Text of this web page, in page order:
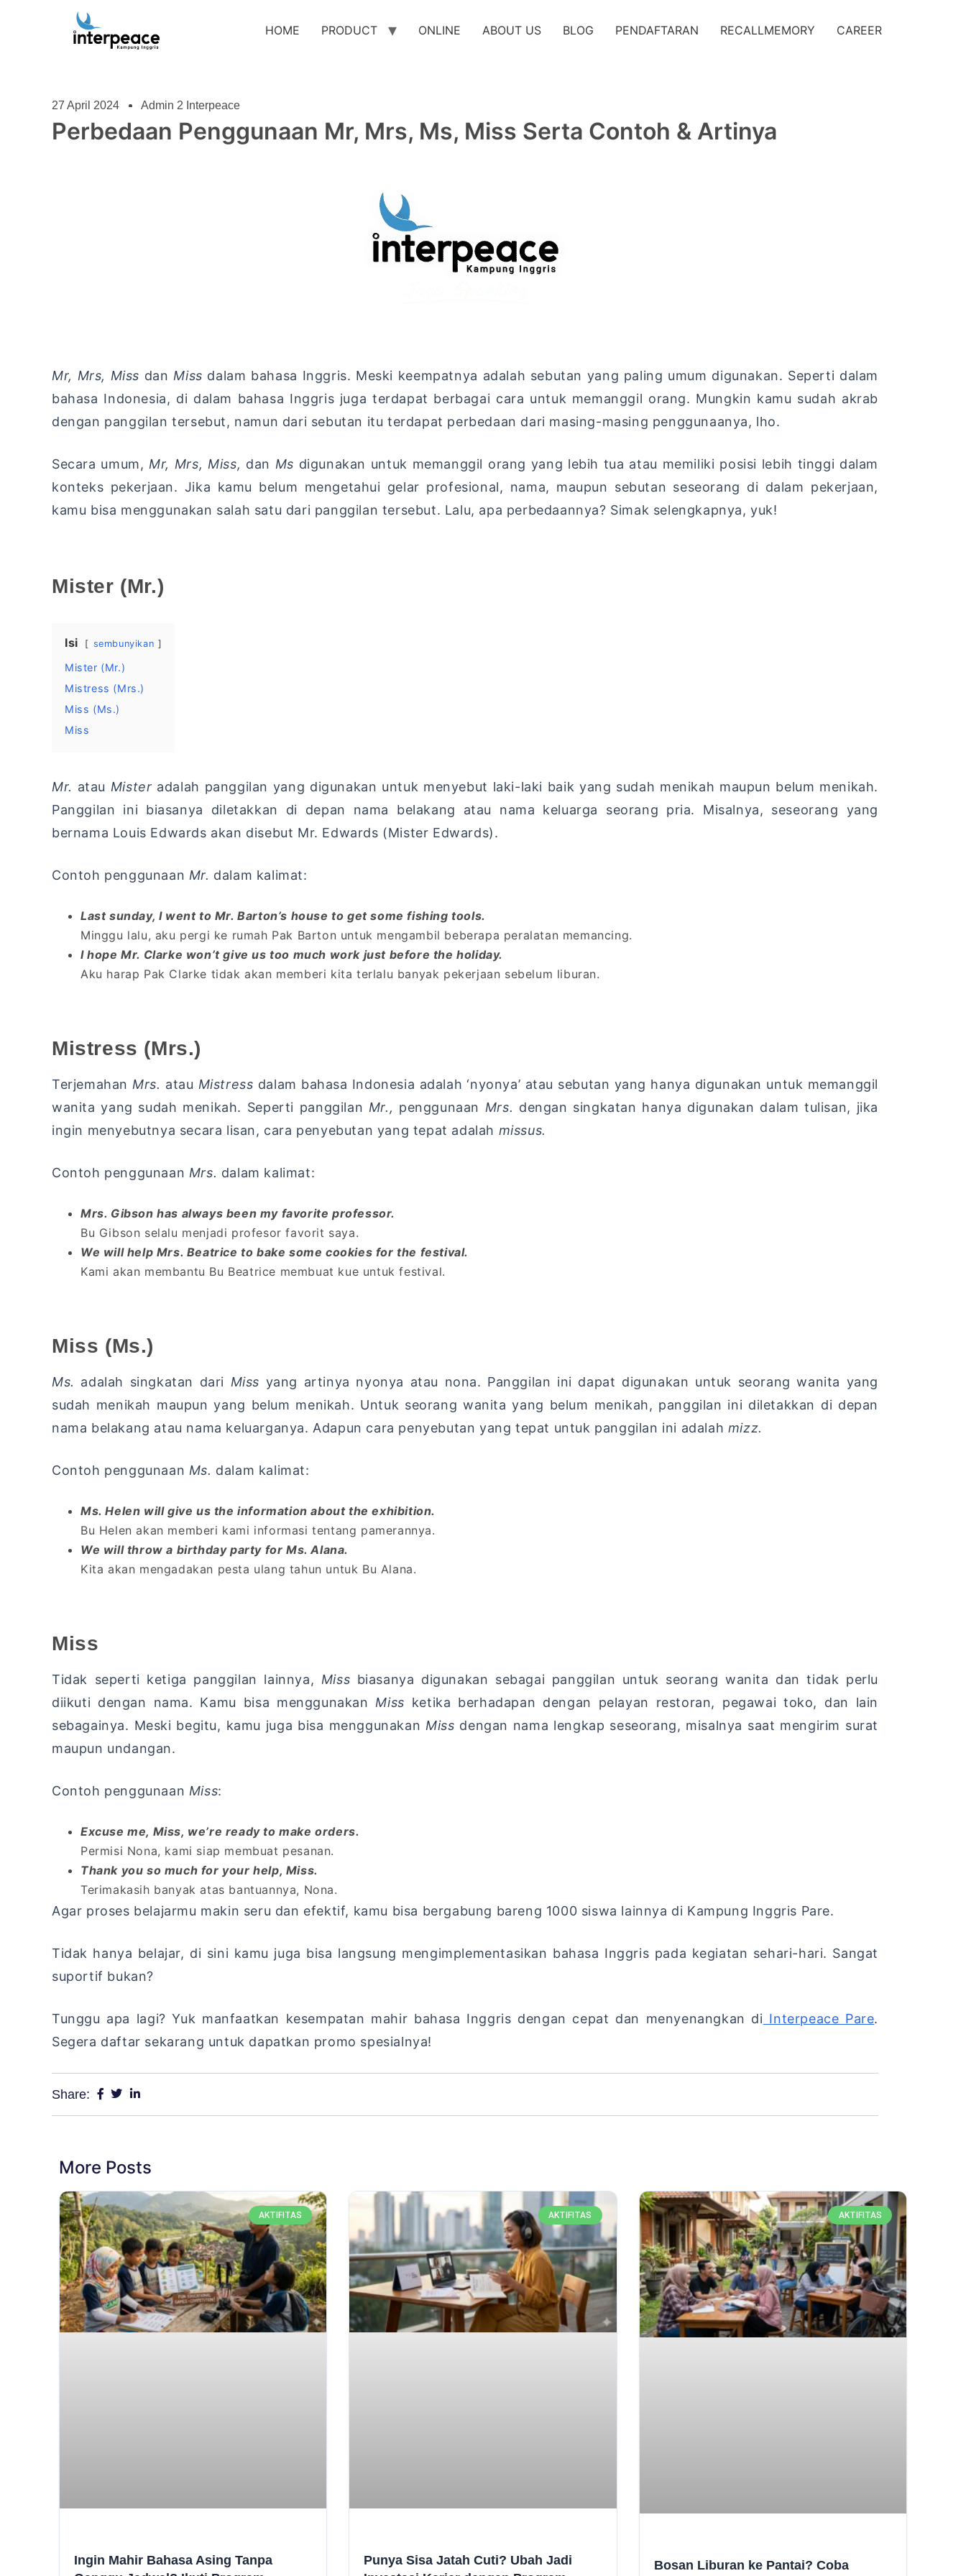
HOME PRODUCT ONLINE ABOUT US BLOG PENDAFTARAN RECALLMEMORY CAREER
27 April 2024 Admin 2 Interpeace
Perbedaan Penggunaan Mr, Mrs, Ms, Miss Serta Contoh & Artinya
Mr, Mrs, Miss dan Miss dalam bahasa Inggris. Meski keempatnya adalah sebutan yang paling umum digunakan. Seperti dalam
bahasa Indonesia, di dalam bahasa Inggris juga terdapat berbagai cara untuk memanggil orang. Mungkin kamu sudah akrab
dengan panggilan tersebut, namun dari sebutan itu terdapat perbedaan dari masing-masing penggunaanya, lho.
Secara umum, Mr, Mrs, Miss, dan Ms digunakan untuk memanggil orang yang lebih tua atau memiliki posisi lebih tinggi dalam
konteks pekerjaan. Jika kamu belum mengetahui gelar profesional, nama, maupun sebutan seseorang di dalam pekerjaan,
kamu bisa menggunakan salah satu dari panggilan tersebut. Lalu, apa perbedaannya? Simak selengkapnya, yuk!
Mister (Mr.)
Isi sembunyikan
Mister (Mr.)
Mistress (Mrs.)
Miss (Ms.)
Miss
Mr. atau Mister adalah panggilan yang digunakan untuk menyebut laki-laki baik yang sudah menikah maupun belum menikah.
Panggilan ini biasanya diletakkan di depan nama belakang atau nama keluarga seorang pria. Misalnya, seseorang yang
bernama Louis Edwards akan disebut Mr. Edwards (Mister Edwards).
Contoh penggunaan Mr. dalam kalimat:
Last sunday, I went to Mr. Barton’s house to get some fishing tools.
Minggu lalu, aku pergi ke rumah Pak Barton untuk mengambil beberapa peralatan memancing.
I hope Mr. Clarke won’t give us too much work just before the holiday.
Aku harap Pak Clarke tidak akan memberi kita terlalu banyak pekerjaan sebelum liburan.
Mistress (Mrs.)
Terjemahan Mrs. atau Mistress dalam bahasa Indonesia adalah ‘nyonya’ atau sebutan yang hanya digunakan untuk memanggil
wanita yang sudah menikah. Seperti panggilan Mr., penggunaan Mrs. dengan singkatan hanya digunakan dalam tulisan, jika
ingin menyebutnya secara lisan, cara penyebutan yang tepat adalah missus.
Contoh penggunaan Mrs. dalam kalimat:
Mrs. Gibson has always been my favorite professor.
Bu Gibson selalu menjadi profesor favorit saya.
We will help Mrs. Beatrice to bake some cookies for the festival.
Kami akan membantu Bu Beatrice membuat kue untuk festival.
Miss (Ms.)
Ms. adalah singkatan dari Miss yang artinya nyonya atau nona. Panggilan ini dapat digunakan untuk seorang wanita yang
sudah menikah maupun yang belum menikah. Untuk seorang wanita yang belum menikah, panggilan ini diletakkan di depan
nama belakang atau nama keluarganya. Adapun cara penyebutan yang tepat untuk panggilan ini adalah mizz.
Contoh penggunaan Ms. dalam kalimat:
Ms. Helen will give us the information about the exhibition.
Bu Helen akan memberi kami informasi tentang pamerannya.
We will throw a birthday party for Ms. Alana.
Kita akan mengadakan pesta ulang tahun untuk Bu Alana.
Miss
Tidak seperti ketiga panggilan lainnya, Miss biasanya digunakan sebagai panggilan untuk seorang wanita dan tidak perlu
diikuti dengan nama. Kamu bisa menggunakan Miss ketika berhadapan dengan pelayan restoran, pegawai toko, dan lain
sebagainya. Meski begitu, kamu juga bisa menggunakan Miss dengan nama lengkap seseorang, misalnya saat mengirim surat
maupun undangan.
Contoh penggunaan Miss:
Excuse me, Miss, we’re ready to make orders.
Permisi Nona, kami siap membuat pesanan.
Thank you so much for your help, Miss.
Terimakasih banyak atas bantuannya, Nona.
Agar proses belajarmu makin seru dan efektif, kamu bisa bergabung bareng 1000 siswa lainnya di Kampung Inggris Pare.
Tidak hanya belajar, di sini kamu juga bisa langsung mengimplementasikan bahasa Inggris pada kegiatan sehari-hari. Sangat
suportif bukan?
Tunggu apa lagi? Yuk manfaatkan kesempatan mahir bahasa Inggris dengan cepat dan menyenangkan di Interpeace Pare.
Segera daftar sekarang untuk dapatkan promo spesialnya!
Share:
More Posts
AKTIFITAS
Ingin Mahir Bahasa Asing Tanpa
AKTIFITAS
Punya Sisa Jatah Cuti? Ubah Jadi
AKTIFITAS
Bosan Liburan ke Pantai? Coba